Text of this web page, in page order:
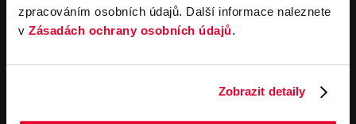
zpracováním osobních údajů. Další informace naleznete
v Zásadách ochrany osobních údajů.
Zobrazit detaily
Kariéra
Servisní služby
Servis
Důležité odkazy
Cookies
Všeobecné obchodní
podmínky pro online